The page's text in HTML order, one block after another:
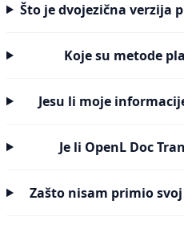
Što je dvojezična verzija
Koje su metode
Jesu li moje
Je li OpenL Doc
Zašto nisam primio